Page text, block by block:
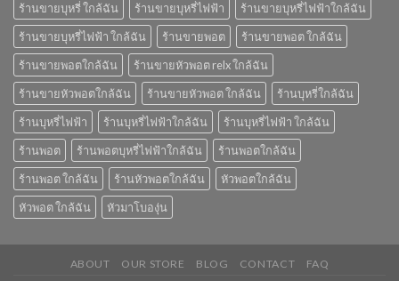
ร้านขายบุหรี่ ใกล้ฉัน
ร้านขายบุหรี่ไฟฟ้า
ร้านขายบุหรี่ไฟฟ้าใกล้ฉัน
ร้านขายบุหรี่ไฟฟ้า ใกล้ฉัน
ร้านขายพอต
ร้านขายพอต ใกล้ฉัน
ร้านขายพอตใกล้ฉัน
ร้านขายหัวพอต relx ใกล้ฉัน
ร้านขายหัวพอตใกล้ฉัน
ร้านขายหัวพอต ใกล้ฉัน
ร้านบุหรี่ใกล้ฉัน
ร้านบุหรี่ไฟฟ้า
ร้านบุหรี่ไฟฟ้าใกล้ฉัน
ร้านบุหรี่ไฟฟ้า ใกล้ฉัน
ร้านพอต
ร้านพอตบุหรี่ไฟฟ้าใกล้ฉัน
ร้านพอตใกล้ฉัน
ร้านพอต ใกล้ฉัน
ร้านหัวพอตใกล้ฉัน
หัวพอตใกล้ฉัน
หัวพอต ใกล้ฉัน
หัวมาโบองุ่น
ABOUT OUR STORE BLOG CONTACT FAQ